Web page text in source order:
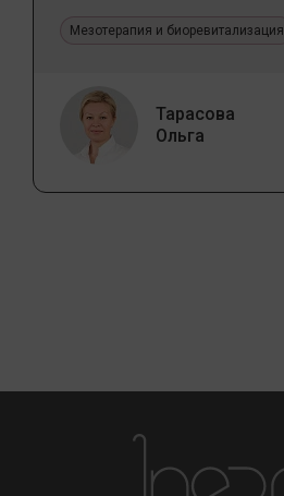
Мезотерапия и биоревитализация
Тарасова
Ольга